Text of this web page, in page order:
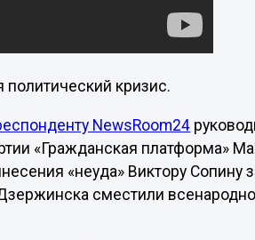
кризис.
NewsRoom24
«Гражданская платформа»
«неуда» Виктору Сопину
сместили